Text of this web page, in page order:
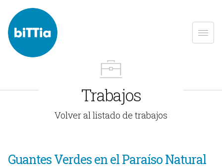
Trabajos
Volver al listado de trabajos
Guantes Verdes en el Paraíso Natural